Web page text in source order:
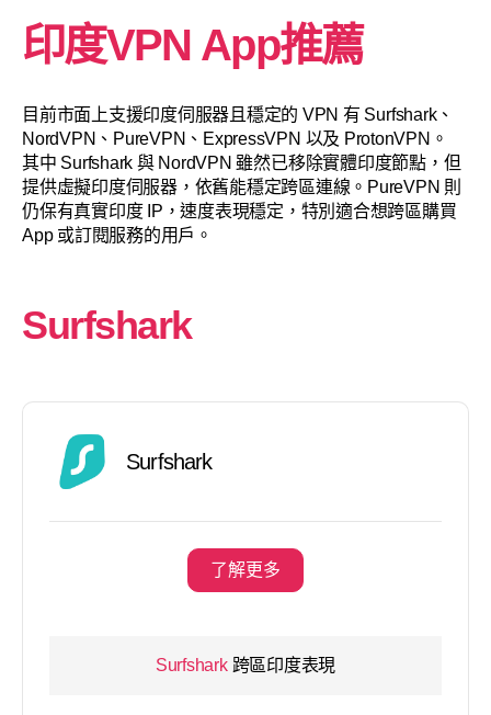
印度VPN App推薦
目前市面上支援印度伺服器且穩定的 VPN 有 Surfshark、
NordVPN、PureVPN、ExpressVPN 以及 ProtonVPN。
其中 Surfshark 與 NordVPN 雖然已移除實體印度節點，但
提供虛擬印度伺服器，依舊能穩定跨區連線。PureVPN 則
仍保有真實印度 IP，速度表現穩定，特別適合想跨區購買
App 或訂閱服務的用戶。
Surfshark
Surfshark
了解更多
Surfshark跨區印度表現